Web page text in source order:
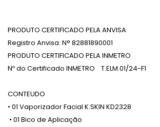
PRODUTO CERTIFICADO PELA ANVISA
Registro Anvisa: N° 82881890001
PRODUTO CERTIFICADO PELA INMETRO
Nº do Certificado INMETRO T.ELM.01/24-F1
CONTEUDO
• 01 Vaporizador Facial K.SKIN KD2328
• 01 Bico de Aplicação